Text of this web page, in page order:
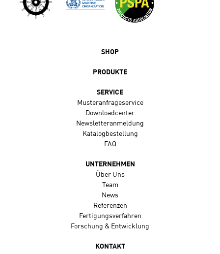
SHOP
PRODUKTE
SERVICE
Musteranfrageservice
Downloadcenter
Newsletteranmeldung
Katalogbestellung
FAQ
UNTERNEHMEN
Über Uns
Team
News
Referenzen
Fertigungsverfahren
Forschung & Entwicklung
KONTAKT